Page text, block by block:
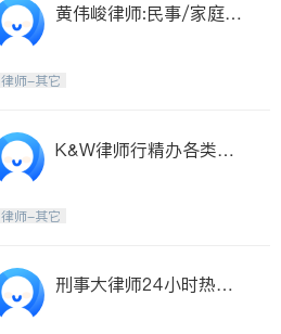
黄伟峻律师:民事/家庭
律师-其它
K&W律师行精办各类刑
律师-其它
刑事大律师24小时热线